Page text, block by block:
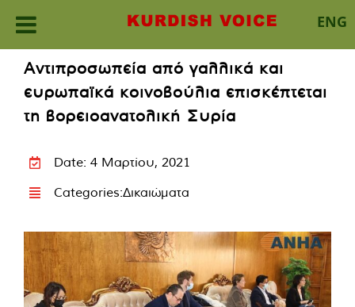
ENG
content
Αντιπροσωπεία από γαλλικά και
ευρωπαϊκά κοινοβούλια επισκέπτεται
τη βορειοανατολική Συρία
Date: 4 Μαρτίου, 2021
Categories:Δικαιώματα